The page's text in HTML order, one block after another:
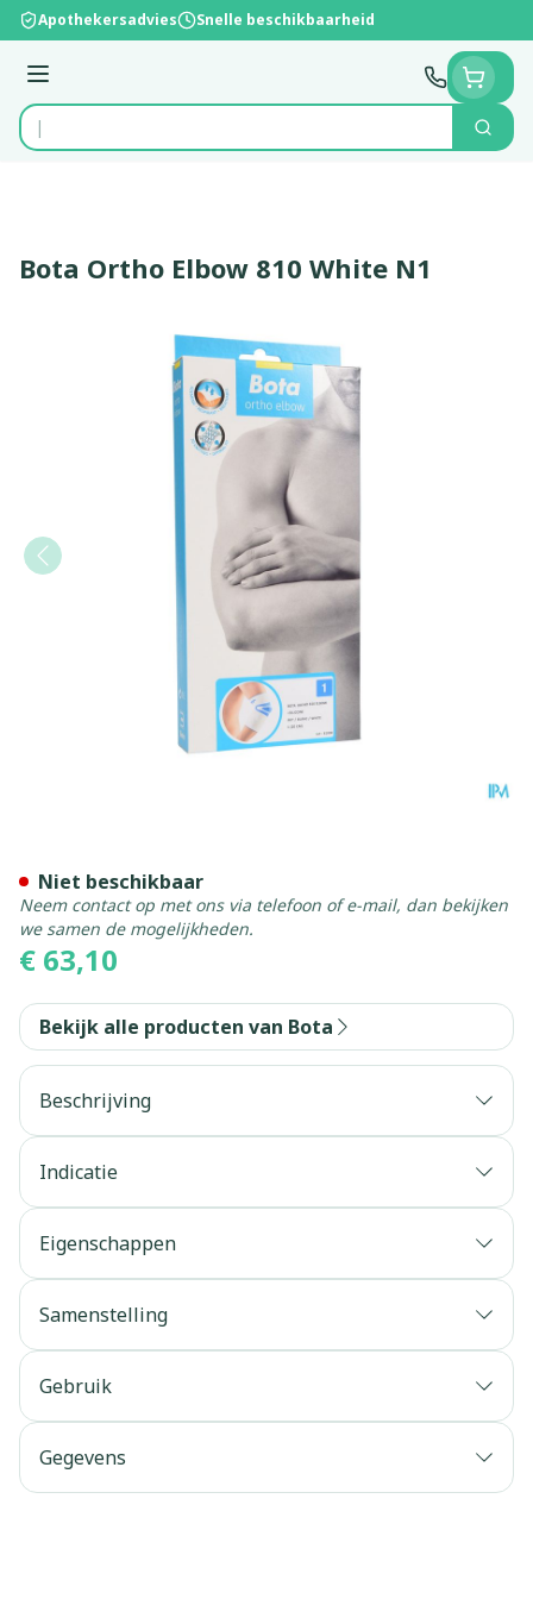
Ga naar de inhoud
Apothekersadvies Snelle beschikbaarheid
Menu
Product, merk, categorie...
Zoek
Bota Ortho Elbow 810 White N1
€ 63,10
Niet beschikbaar
Neem contact op met ons via telefoon of e-mail, dan bekijken
we samen de mogelijkheden.
Bekijk alle producten van Bota
Beschrijving
Indicatie
Eigenschappen
Samenstelling
Gebruik
Gegevens